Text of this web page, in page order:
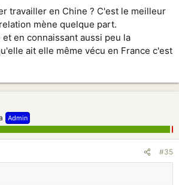
en France ?
travailler en Chine ? C'est le meilleur
mène quelque part.
en connaissant aussi peu la
ait elle même vécu en France c'est
Admin
#35